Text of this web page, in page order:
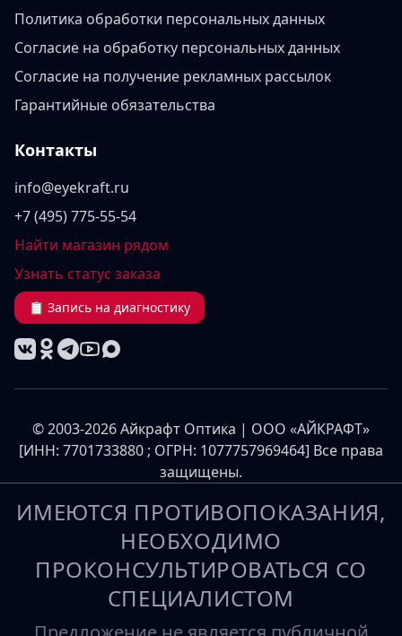
Политика обработки персональных данных
Согласие на обработку персональных данных
Согласие на получение рекламных рассылок
Гарантийные обязательства
Контакты
info@eyekraft.ru
+7 (495) 775-55-54
Найти магазин рядом
Узнать статус заказа
📋 Запись на диагностику
© 2003-2026 Айкрафт Оптика | ООО «АЙКРАФТ»
[ИНН: 7701733880 ; ОГРН: 1077757969464] Все права
защищены.
ИМЕЮТСЯ ПРОТИВОПОКАЗАНИЯ,
НЕОБХОДИМО
ПРОКОНСУЛЬТИРОВАТЬСЯ СО
СПЕЦИАЛИСТОМ